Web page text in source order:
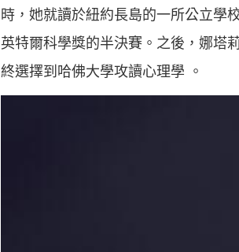
時，她就讀於紐約長島的一所公立學
英特爾科學獎的半決賽。之後，娜塔
終選擇到哈佛大學攻讀心理學 。